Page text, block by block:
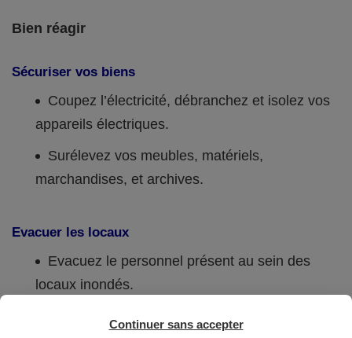
Bien réagir
Sécuriser vos biens
Coupez l’électricité, débranchez et isolez vos
appareils électriques.
Surélevez vos meubles, matériels,
marchandises, et archives.
Evacuer les locaux
Evacuez le personnel présent au sein des
locaux inondés.
Comptez le personnel aux points de rendez-
Continuer sans accepter